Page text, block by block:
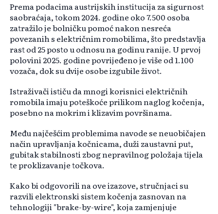
Prema podacima austrijskih institucija za sigurnost
saobraćaja, tokom 2024. godine oko 7.500 osoba
zatražilo je bolničku pomoć nakon nesreća
povezanih s električnim romobilima, što predstavlja
rast od 25 posto u odnosu na godinu ranije. U prvoj
polovini 2025. godine povrijeđeno je više od 1.100
vozača, dok su dvije osobe izgubile život.
Istraživači ističu da mnogi korisnici električnih
romobila imaju poteškoće prilikom naglog kočenja,
posebno na mokrim i klizavim površinama.
Među najčešćim problemima navode se neuobičajen
način upravljanja kočnicama, duži zaustavni put,
gubitak stabilnosti zbog nepravilnog položaja tijela
te proklizavanje točkova.
Kako bi odgovorili na ove izazove, stručnjaci su
razvili elektronski sistem kočenja zasnovan na
tehnologiji "brake-by-wire", koja zamjenjuje